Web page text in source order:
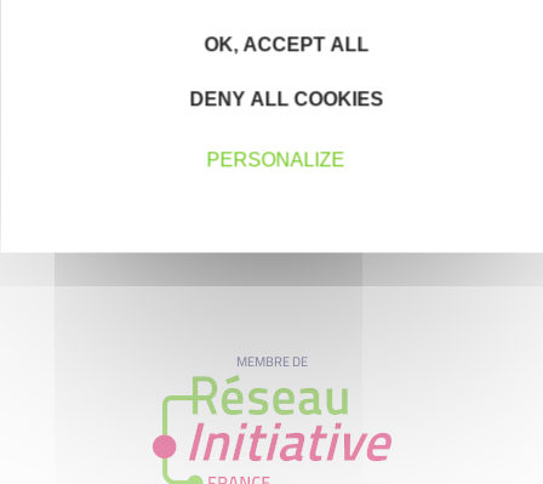
MEMBRE DE
OK, ACCEPT ALL
DENY ALL COOKIES
PERSONALIZE